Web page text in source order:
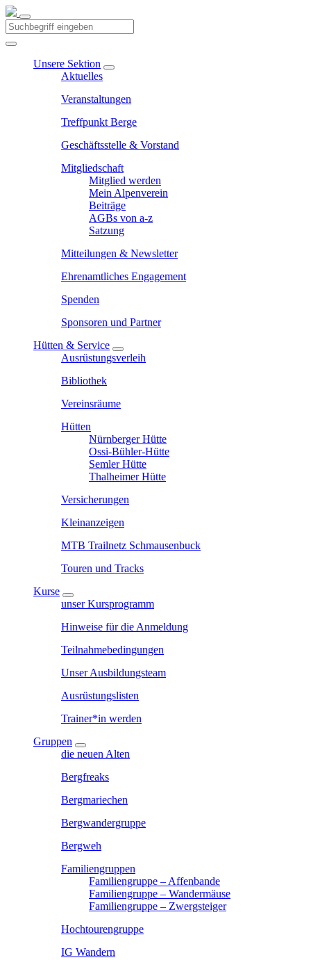
Unsere Sektion
Aktuelles
Veranstaltungen
Treffpunkt Berge
Geschäftsstelle & Vorstand
Mitgliedschaft
Mitglied werden
Mein Alpenverein
Beiträge
AGBs von a-z
Satzung
Mitteilungen & Newsletter
Ehrenamtliches Engagement
Spenden
Sponsoren und Partner
Hütten & Service
Ausrüstungsverleih
Bibliothek
Vereinsräume
Hütten
Nürnberger Hütte
Ossi-Bühler-Hütte
Semler Hütte
Thalheimer Hütte
Versicherungen
Kleinanzeigen
MTB Trailnetz Schmausenbuck
Touren und Tracks
Kurse
unser Kursprogramm
Hinweise für die Anmeldung
Teilnahmebedingungen
Unser Ausbildungsteam
Ausrüstungslisten
Trainer*in werden
Gruppen
die neuen Alten
Bergfreaks
Bergmariechen
Bergwandergruppe
Bergweh
Familiengruppen
Familiengruppe – Affenbande
Familiengruppe – Wandermäuse
Familiengruppe – Zwergsteiger
Hochtourengruppe
IG Wandern